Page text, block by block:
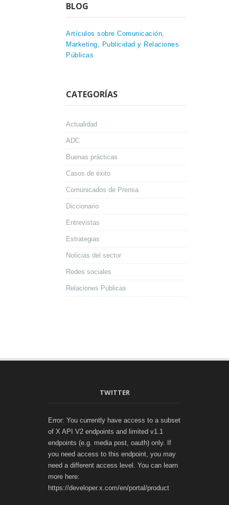
BLOG
Artículos sobre Comunicación,
Marketing, Publicidad y Relaciones
Públicas
CATEGORÍAS
Actualidad
ADC
Buenas prácticas
Casos de éxito
Comunicados de Prensa
Diccionario
Entrevistas
Estrategias
Noticias del sector
Redes sociales
Relaciones Públicas
TWITTER
Error: You currently have access to a subset
of X API V2 endpoints and limited v1.1
endpoints (e.g. media post, oauth) only. If
you need access to this endpoint, you may
need a different access level. You can learn
more here:
https://developer.x.com/en/portal/product